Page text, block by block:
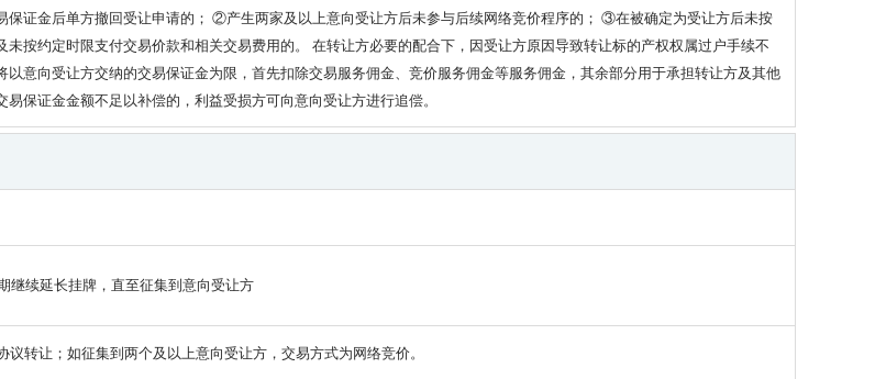
保证金后单方撤回受让申请的； ②产生两家及以上意向受让方后未参与后续网络竞价程序的； ③在被确定为受让方后未按
按约定时限支付交易价款和相关交易费用的。 在转让方必要的配合下，因受让方原因导致转让标的产权权属过户手续不
意向受让方交纳的交易保证金为限，首先扣除交易服务佣金、竞价服务佣金等服务佣金，其余部分用于承担转让方及其他
保证金金额不足以补偿的，利益受损方可向意向受让方进行追偿。
继续延长挂牌，直至征集到意向受让方
转让；如征集到两个及以上意向受让方，交易方式为网络竞价。